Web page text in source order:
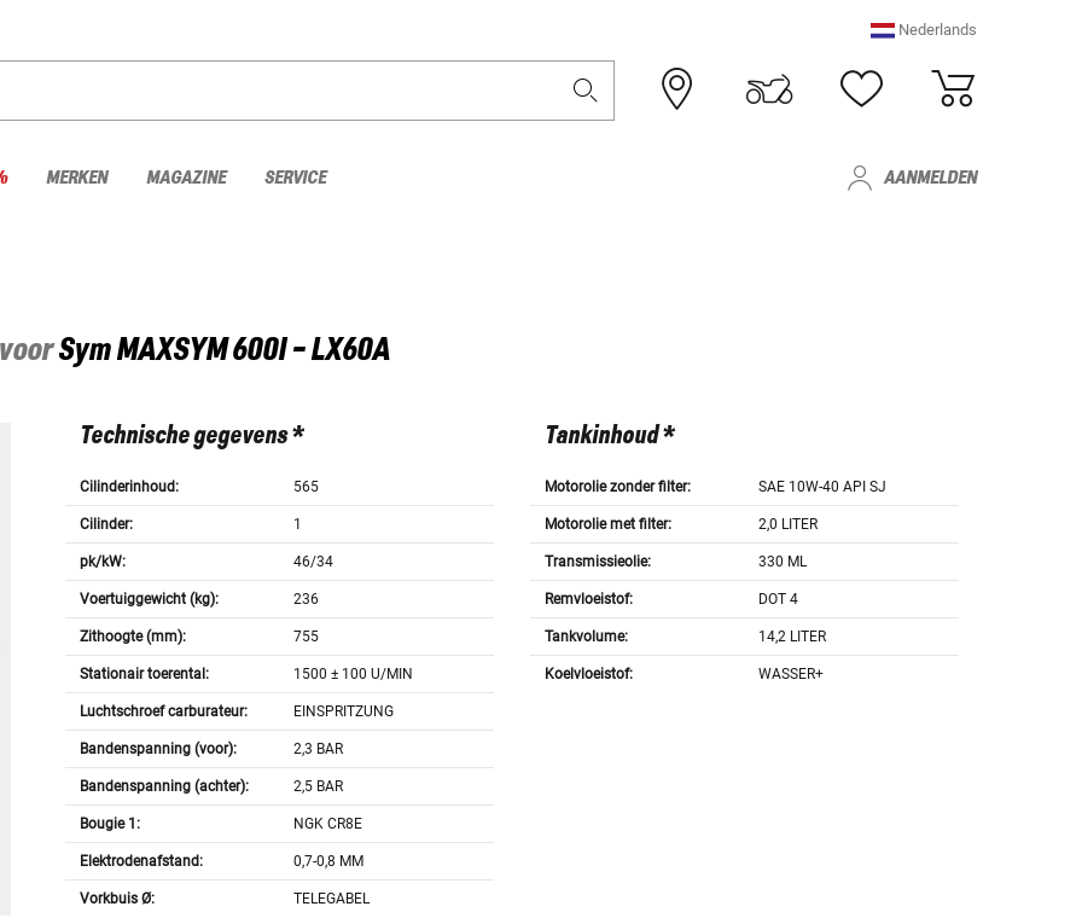
Nederlands
MERKEN MAGAZINE SERVICE AANMELDEN
SymMAXSYM 600I - LX60A
Technische gegevens *
Cilinderinhoud: 565
Cilinder: 1
pk/kW: 46/34
Voertuiggewicht (kg): 236
Zithoogte (mm): 755
Stationair toerental: 1500 ± 100 U/MIN
Luchtschroef carburateur: EINSPRITZUNG
Bandenspanning (voor): 2,3 BAR
Bandenspanning (achter): 2,5 BAR
Bougie 1: NGK CR8E
Elektrodenafstand: 0,7-0,8 MM
Vorkbuis Ø: TELEGABEL
Tankinhoud *
Motorolie zonder filter: SAE 10W-40 API SJ
Motorolie met filter: 2,0 LITER
Transmissieolie: 330 ML
Remvloeistof: DOT 4
Tankvolume: 14,2 LITER
Koelvloeistof: WASSER+